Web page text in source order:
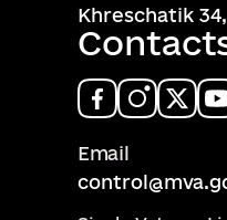
Khreschatik
Email